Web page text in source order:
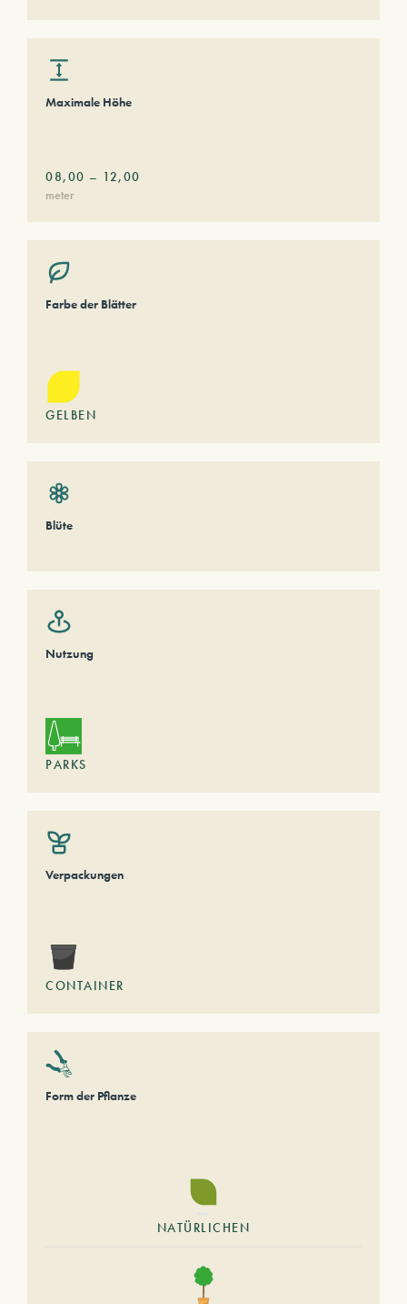
Maximale Höhe
08,00 – 12,00
meter
Farbe der Blätter
GELBEN
Blüte
Nutzung
PARKS
Verpackungen
CONTAINER
Form der Pflanze
NATÜRLICHEN